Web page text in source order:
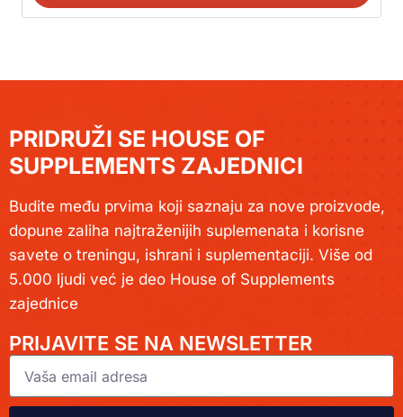
PRIDRUŽI SE HOUSE OF
SUPPLEMENTS ZAJEDNICI
Budite među prvima koji saznaju za nove proizvode,
dopune zaliha najtraženijih suplemenata i korisne
savete o treningu, ishrani i suplementaciji. Više od
5.000 ljudi već je deo House of Supplements
zajednice
PRIJAVITE SE NA NEWSLETTER